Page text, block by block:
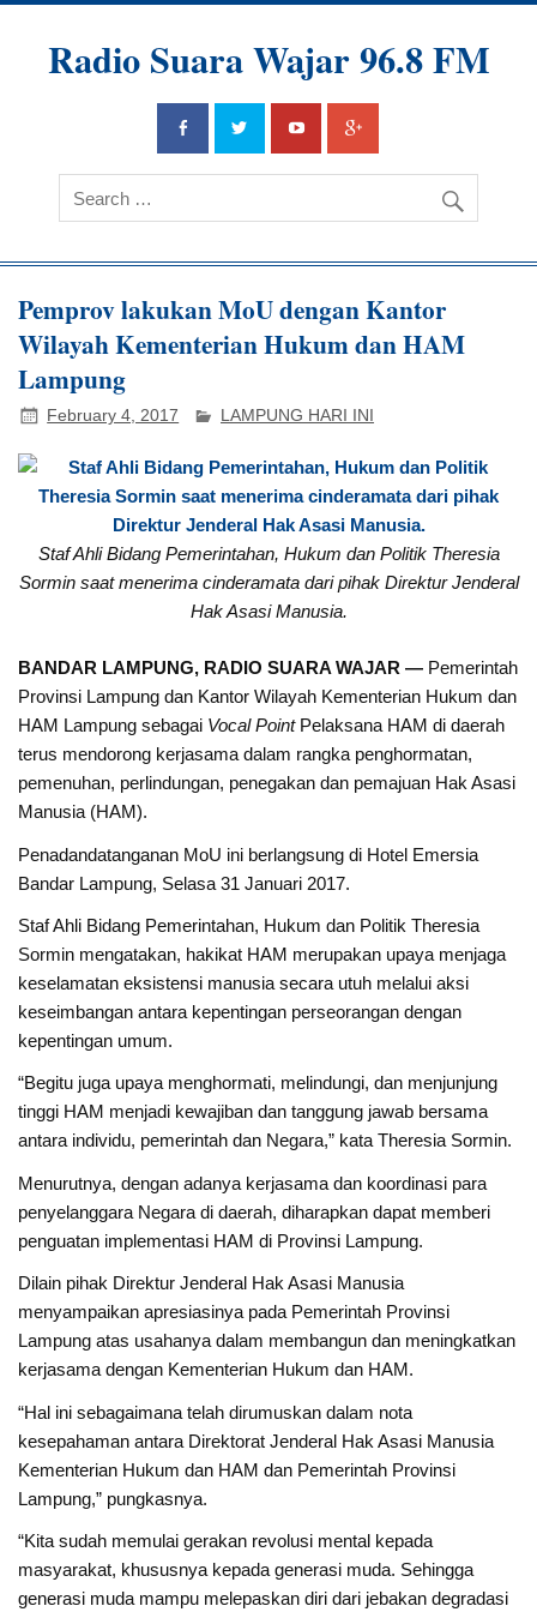
Radio Suara Wajar 96.8 FM
Pemprov lakukan MoU dengan Kantor
Wilayah Kementerian Hukum dan HAM
Lampung
February 4, 2017 LAMPUNG HARI INI
Staf Ahli Bidang Pemerintahan, Hukum dan Politik Theresia
Sormin saat menerima cinderamata dari pihak Direktur Jenderal
Hak Asasi Manusia.
BANDAR LAMPUNG, RADIO SUARA WAJAR — Pemerintah
Provinsi Lampung dan Kantor Wilayah Kementerian Hukum dan
HAM Lampung sebagai Vocal PointPelaksana HAM di daerah
terus mendorong kerjasama dalam rangka penghormatan,
pemenuhan, perlindungan, penegakan dan pemajuan Hak Asasi
Manusia (HAM).
Penadandatanganan MoU ini berlangsung di Hotel Emersia
Bandar Lampung, Selasa 31 Januari 2017.
Staf Ahli Bidang Pemerintahan, Hukum dan Politik Theresia
Sormin mengatakan, hakikat HAM merupakan upaya menjaga
keselamatan eksistensi manusia secara utuh melalui aksi
keseimbangan antara kepentingan perseorangan dengan
kepentingan umum.
“Begitu juga upaya menghormati, melindungi, dan menjunjung
tinggi HAM menjadi kewajiban dan tanggung jawab bersama
antara individu, pemerintah dan Negara,” kata Theresia Sormin.
Menurutnya, dengan adanya kerjasama dan koordinasi para
penyelanggara Negara di daerah, diharapkan dapat memberi
penguatan implementasi HAM di Provinsi Lampung.
Dilain pihak Direktur Jenderal Hak Asasi Manusia
menyampaikan apresiasinya pada Pemerintah Provinsi
Lampung atas usahanya dalam membangun dan meningkatkan
kerjasama dengan Kementerian Hukum dan HAM.
“Hal ini sebagaimana telah dirumuskan dalam nota
kesepahaman antara Direktorat Jenderal Hak Asasi Manusia
Kementerian Hukum dan HAM dan Pemerintah Provinsi
Lampung,” pungkasnya.
“Kita sudah memulai gerakan revolusi mental kepada
masyarakat, khususnya kepada generasi muda. Sehingga
generasi muda mampu melepaskan diri dari jebakan degradasi